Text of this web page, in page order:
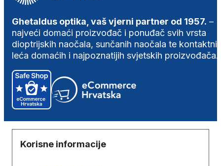
Ghetaldus optika, vaš vjerni partner od 1957. –
najveći domaći proizvođač i ponuđač svih vrsta
dioptrijskih naočala, sunčanih naočala te
leća domaćih i najpoznatijih svjetskih proizvođača.
Korisne informacije